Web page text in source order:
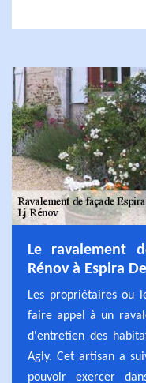
Le ravalement
Rénov à Espira
Les propriétaires ou
faire appel à un
d'entretien des
Agly. Cet artisan a
pouvoir exercer